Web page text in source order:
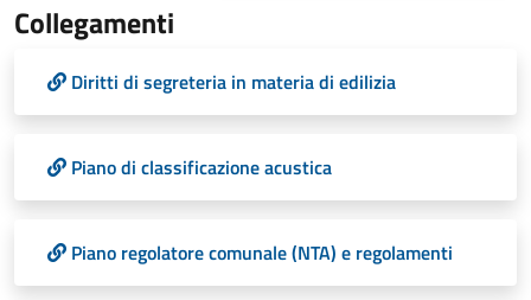
Collegamenti
Diritti di segreteria in materia di edilizia
Piano di classificazione acustica
Piano regolatore comunale (NTA) e regolamenti